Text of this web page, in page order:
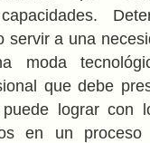
servir a una
moda
que debe
lograr con
en un